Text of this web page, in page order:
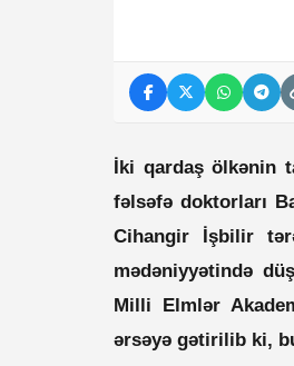
İki qardaş ölkənin
fəlsəfə doktorları
Cihangir İşbilir
mədəniyyətində
Milli Elmlər
ərsəyə gətirilib ki,